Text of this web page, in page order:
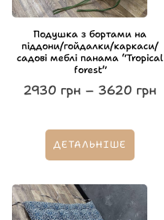
Подушка з бортами на
піддони/гойдалки/каркаси/
садові меблі панама “Tropical
forest”
2930 грн – 3620 грн
ДЕТАЛЬНІШЕ